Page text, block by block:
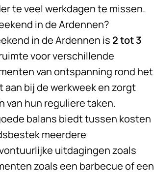
te veel werkdagen te missen.
in de Ardennen?
in de Ardennen is 2 tot 3
voor verschillende
van ontspanning rond het
bij de werkweek en zorgt
van hun reguliere taken.
balans biedt tussen kosten
meerdere
uitdagingen zoals
zoals een barbecue of een